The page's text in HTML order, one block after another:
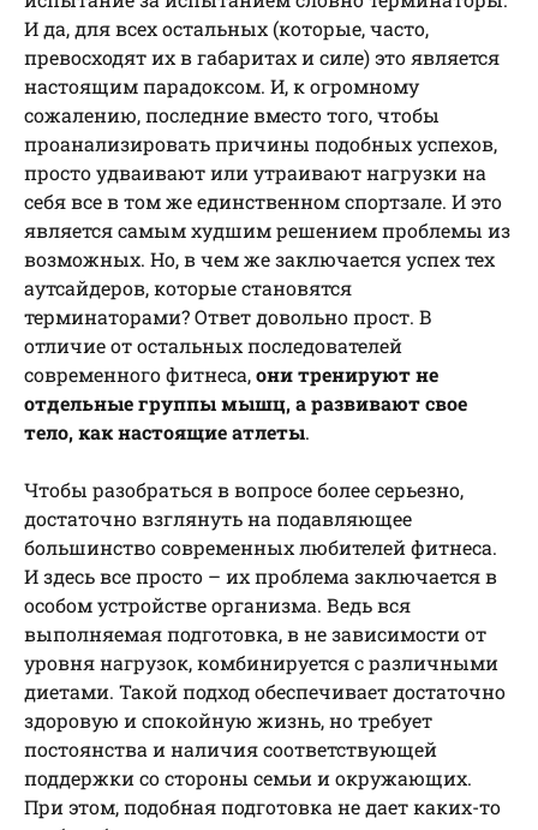
И да, для всех остальных (которые, часто,
превосходят их в габаритах и силе) это является
настоящим парадоксом. И, к огромному
сожалению, последние вместо того, чтобы
проанализировать причины подобных успехов,
просто удваивают или утраивают нагрузки на
себя все в том же единственном спортзале. И это
является самым худшим решением проблемы из
возможных. Но, в чем же заключается успех тех
аутсайдеров, которые становятся
терминаторами? Ответ довольно прост. В
отличие от остальных последователей
современного фитнеса,они тренируют не
отдельные группы мышц, а развивают свое
тело, как настоящие атлеты.
Чтобы разобраться в вопросе более серьезно,
достаточно взглянуть на подавляющее
большинство современных любителей фитнеса.
И здесь все просто – их проблема заключается в
особом устройстве организма. Ведь вся
выполняемая подготовка, в не зависимости от
уровня нагрузок, комбинируется с различными
диетами. Такой подход обеспечивает достаточно
здоровую и спокойную жизнь, но требует
постоянства и наличия соответствующей
поддержки со стороны семьи и окружающих.
При этом, подобная подготовка не дает каких-то